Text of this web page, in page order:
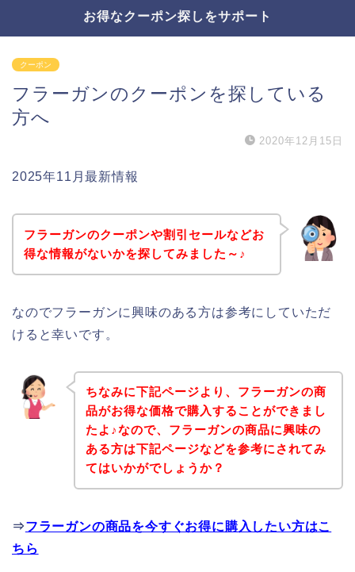
お得なクーポン探しをサポート
クーポン
フラーガンのクーポンを探している
方へ
2020年12月15日
2025年11月最新情報
フラーガンのクーポンや割引セールなどお
得な情報がないかを探してみました～♪
なのでフラーガンに興味のある方は参考にしていただ
けると幸いです。
ちなみに下記ページより、フラーガンの商
品がお得な価格で購入することができまし
たよ♪なので、フラーガンの商品に興味の
ある方は下記ページなどを参考にされてみ
てはいかがでしょうか？
⇒フラーガンの商品を今すぐお得に購入したい方はこ
ちら